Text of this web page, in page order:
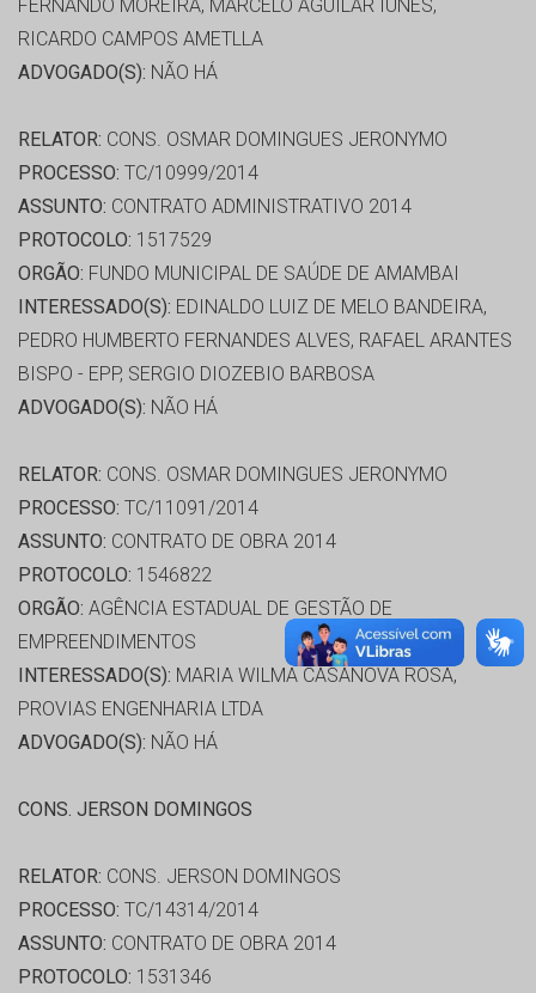
FERNANDO MOREIRA, MARCELO AGUILAR IUNES,
RICARDO CAMPOS AMETLLA
ADVOGADO(S): NÃO HÁ
RELATOR: CONS. OSMAR DOMINGUES JERONYMO
PROCESSO: TC/10999/2014
ASSUNTO: CONTRATO ADMINISTRATIVO 2014
PROTOCOLO: 1517529
ORGÃO: FUNDO MUNICIPAL DE SAÚDE DE AMAMBAI
INTERESSADO(S): EDINALDO LUIZ DE MELO BANDEIRA,
PEDRO HUMBERTO FERNANDES ALVES, RAFAEL ARANTES
BISPO - EPP, SERGIO DIOZEBIO BARBOSA
ADVOGADO(S): NÃO HÁ
RELATOR: CONS. OSMAR DOMINGUES JERONYMO
PROCESSO: TC/11091/2014
ASSUNTO: CONTRATO DE OBRA 2014
PROTOCOLO: 1546822
ORGÃO: AGÊNCIA ESTADUAL DE GESTÃO DE
EMPREENDIMENTOS
INTERESSADO(S): MARIA WILMA CASANOVA ROSA,
PROVIAS ENGENHARIA LTDA
ADVOGADO(S): NÃO HÁ
CONS. JERSON DOMINGOS
RELATOR: CONS. JERSON DOMINGOS
PROCESSO: TC/14314/2014
ASSUNTO: CONTRATO DE OBRA 2014
PROTOCOLO: 1531346